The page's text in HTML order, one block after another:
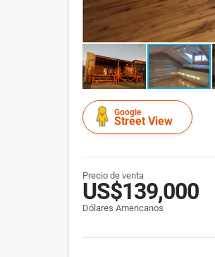
Google
Street View
Precio de venta
US$139,000
Dólares Americanos